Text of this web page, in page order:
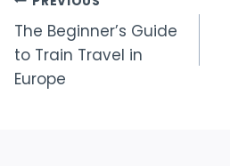
navigáció
The Beginner’s Guide
to Train Travel in
Europe